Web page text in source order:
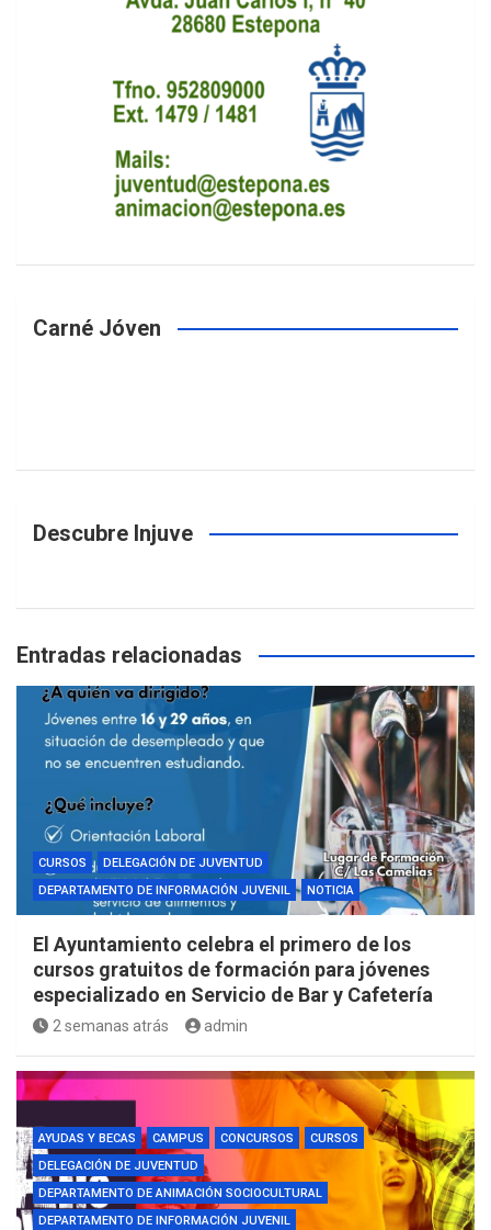
Carné Jóven
Descubre Injuve
Entradas relacionadas
CURSOS
DELEGACIÓN DE JUVENTUD
DEPARTAMENTO DE INFORMACIÓN JUVENIL
NOTICIA
El Ayuntamiento celebra el primero de los
cursos gratuitos de formación para jóvenes
especializado en Servicio de Bar y Cafetería
2 semanas atrás admin
AYUDAS Y BECAS CAMPUS CONCURSOS
CURSOS
DELEGACIÓN DE JUVENTUD
DEPARTAMENTO DE ANIMACIÓN SOCIOCULTURAL
DEPARTAMENTO DE INFORMACIÓN JUVENIL